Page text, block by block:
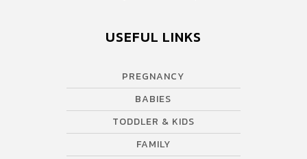
USEFUL LINKS
PREGNANCY
BABIES
TODDLER & KIDS
FAMILY